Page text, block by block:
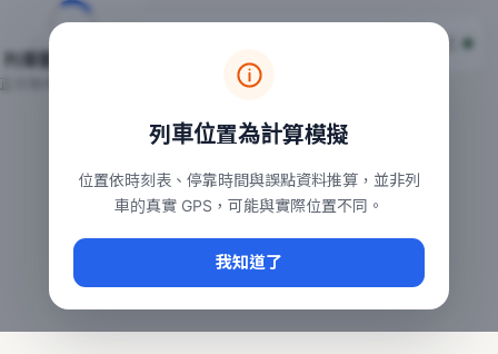
台鐵列車即時位置地圖
本頁顯示目前全台鐵運行中的列車位置，涵蓋自強、普悠瑪、
常用查詢：
、台中車站即時動態
台鐵即時動態
列車位置為計算模擬
位置依時刻表、停靠時間與誤點資料推算，並非列
車的真實 GPS，可能與實際位置不同。
我知道了
列車動態載入中…